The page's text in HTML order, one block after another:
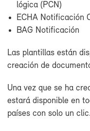
ló­gi­ca (PCN)
ECHA No­ti­fi­ca­ción
BAG No­ti­fi­ca­ción
Las plan­ti­llas es­tán
crea­ción de
Una vez que se ha
es­ta­rá dis­po­ni­ble en
paí­ses con so­lo un clic.